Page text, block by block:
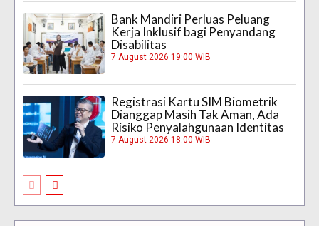
Bank Mandiri Perluas Peluang
Kerja Inklusif bagi Penyandang
Disabilitas
7 August 2026 19:00 WIB
Registrasi Kartu SIM Biometrik
Dianggap Masih Tak Aman, Ada
Risiko Penyalahgunaan Identitas
7 August 2026 18:00 WIB